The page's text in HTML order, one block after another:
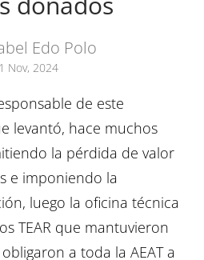
Edo Polo
Nov, 2024
de este
levantó, hace muchos
la pérdida de valor
e imponiendo la
luego la oficina técnica
TEAR que mantuvieron
a toda la AEAT a